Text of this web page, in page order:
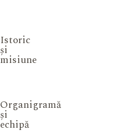
Istoric
și
misiune
Organigramă
și
echipă